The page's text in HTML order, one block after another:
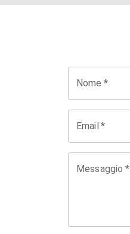
Nome *
Email *
Messaggio *